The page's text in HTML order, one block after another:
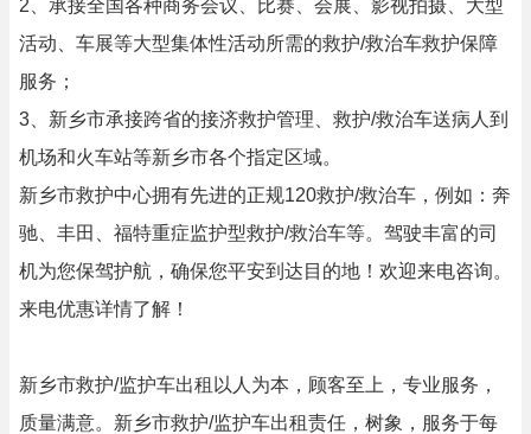
2、承接全国各种商务会议、比赛、会展、影视拍摄、大型
活动、车展等大型集体性活动所需的救护/救治车救护保障
服务；
3、新乡市承接跨省的接济救护管理、救护/救治车送病人到
机场和火车站等新乡市各个指定区域。
新乡市救护中心拥有先进的正规120救护/救治车，例如：奔
驰、丰田、福特重症监护型救护/救治车等。驾驶丰富的司
机为您保驾护航，确保您平安到达目的地！欢迎来电咨询。
来电优惠详情了解！
新乡市救护/监护车出租以人为本，顾客至上，专业服务，
质量满意。新乡市救护/监护车出租责任，树象，服务于每